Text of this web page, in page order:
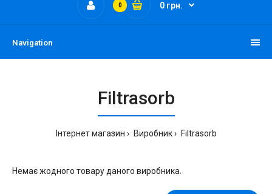
0 0 грн.
Navigation
Filtrasorb
Інтернет магазин Виробник Filtrasorb
Немає жодного товару даного виробника.